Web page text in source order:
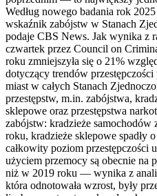
Według nowego badania rok
wskaźnik zabójstw w Stanach
podaje CBS News. Jak wynika z
czwartek przez Council on
roku zmniejszyła się o 21%
dotyczący trendów
miast w całych Stanach
przestępstw, m.in. zabójstwa,
sklepowe oraz przestępstwa
zabójstw: kradzieże samochodów
roku, kradzieże sklepowe spadły
całkowity poziom przestępczości
użyciem przemocy są obecnie na
niż w 2019 roku — wynika z
która odnotowała wzrost, były